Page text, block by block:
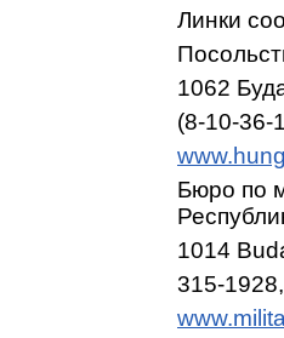
Линки
1062
(8-10-36-
Бюро по
1014
315-